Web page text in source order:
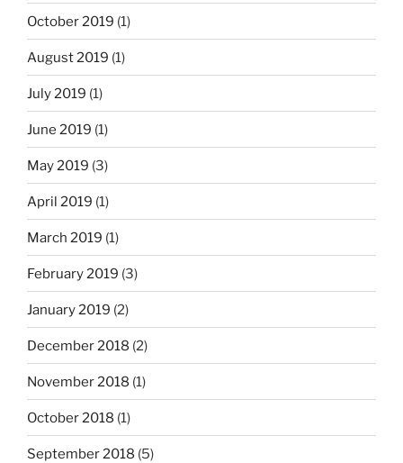
October 2019 (1)
August 2019 (1)
July 2019 (1)
June 2019 (1)
May 2019 (3)
April 2019 (1)
March 2019 (1)
February 2019 (3)
January 2019 (2)
December 2018 (2)
November 2018 (1)
October 2018 (1)
September 2018 (5)